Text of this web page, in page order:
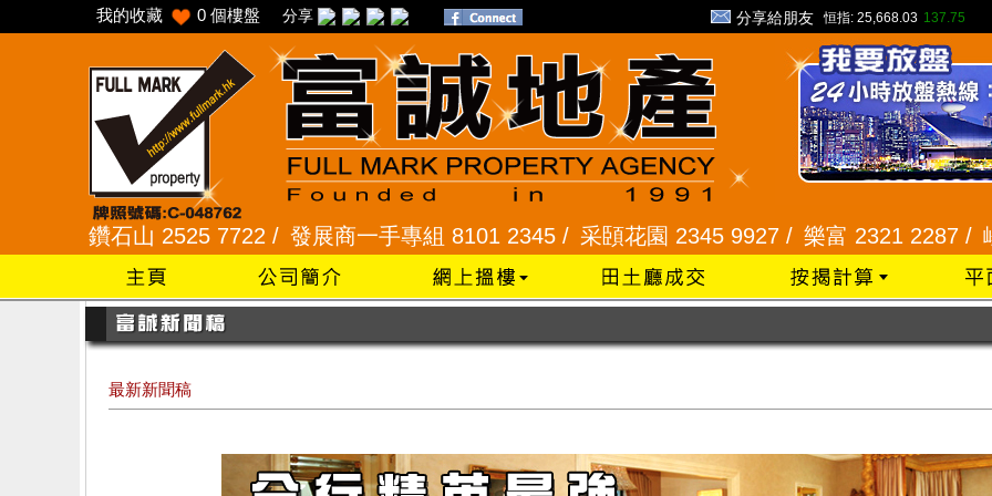
我的收藏 0 個樓盤 分享 分享給朋友 恒指: 25,668.03 137.75
鑽石山 2525 7722 / 發展商一手專組 8101 2345 / 采頣花園 2345 9927 / 樂富 2321 2287 / 峻弦、
最新新聞稿